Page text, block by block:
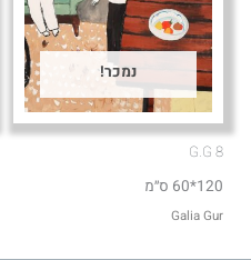
נמכר!
G.G 8
120*60 ס״מ
Galia Gur